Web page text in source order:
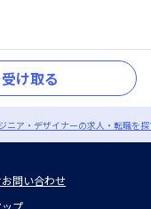
け取る
ニア・デザイナーの求人・転職を
問い合わせ
プ